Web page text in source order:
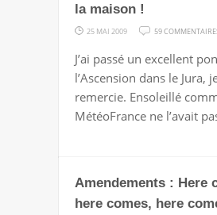
la maison !
25 MAI 2009 59
J’ai passé un excellent
l’Ascension dans le Jura,
remercie. Ensoleillé
MétéoFrance ne l’avait
Amendements : Here
here comes, here